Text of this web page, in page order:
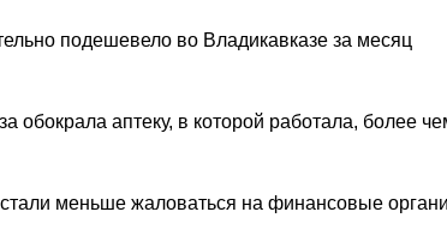
подешевело во Владикавказе за месяц
обокрала аптеку, в которой работала, более
меньше жаловаться на финансовые